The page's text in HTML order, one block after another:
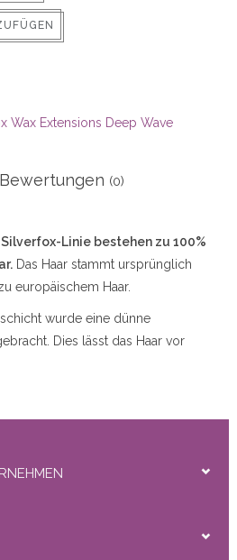
Wax Extensions Deep Wave
Bewertungen (0)
Linie bestehen zu 100%
Das Haar stammt ursprünglich
europäischem Haar.
wurde eine dünne
Dies lässt das Haar vor
können leicht mit der
(Lose), Lose Welle
(Schlaganfall), Deep Wave